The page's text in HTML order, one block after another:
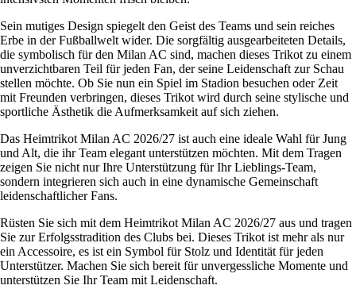
Sein mutiges Design spiegelt den Geist des Teams und sein reiches
Erbe in der Fußballwelt wider. Die sorgfältig ausgearbeiteten Details,
die symbolisch für den Milan AC sind, machen dieses Trikot zu einem
unverzichtbaren Teil für jeden Fan, der seine Leidenschaft zur Schau
stellen möchte. Ob Sie nun ein Spiel im Stadion besuchen oder Zeit
mit Freunden verbringen, dieses Trikot wird durch seine stylische und
sportliche Ästhetik die Aufmerksamkeit auf sich ziehen.
Das Heimtrikot Milan AC 2026/27 ist auch eine ideale Wahl für Jung
und Alt, die ihr Team elegant unterstützen möchten. Mit dem Tragen
zeigen Sie nicht nur Ihre Unterstützung für Ihr Lieblings-Team,
sondern integrieren sich auch in eine dynamische Gemeinschaft
leidenschaftlicher Fans.
Rüsten Sie sich mit dem Heimtrikot Milan AC 2026/27 aus und tragen
Sie zur Erfolgsstradition des Clubs bei. Dieses Trikot ist mehr als nur
ein Accessoire, es ist ein Symbol für Stolz und Identität für jeden
Unterstützer. Machen Sie sich bereit für unvergessliche Momente und
unterstützen Sie Ihr Team mit Leidenschaft.